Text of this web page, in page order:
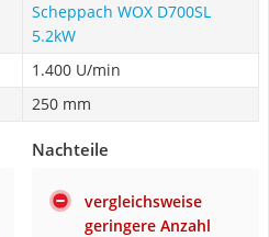
Scheppach WOX D700SL
5.2kW
1.400 U/min
250 mm
Nachteile
vergleichsweise
geringere Anzahl